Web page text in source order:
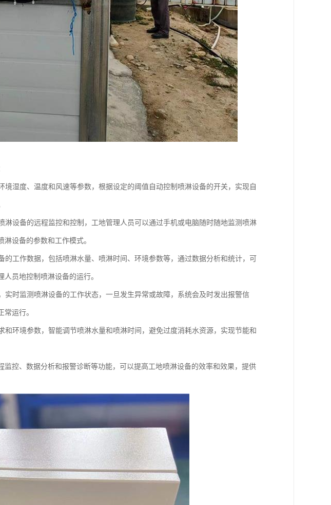
湿度、温度和风速等参数，根据设定的阈值自动控制喷淋设备的开关，实现自
设备的远程监控和控制，工地管理人员可以通过手机或电脑随时随地监测喷淋
设备的参数和工作模式。
工作数据，包括喷淋水量、喷淋时间、环境参数等，通过数据分析和统计，可
员地控制喷淋设备的运行。
时监测喷淋设备的工作状态，一旦发生异常或故障，系统会及时发出报警信
运行。
环境参数，智能调节喷淋水量和喷淋时间，避免过度消耗水资源，实现节能和
控、数据分析和报警诊断等功能，可以提高工地喷淋设备的效率和效果，提供